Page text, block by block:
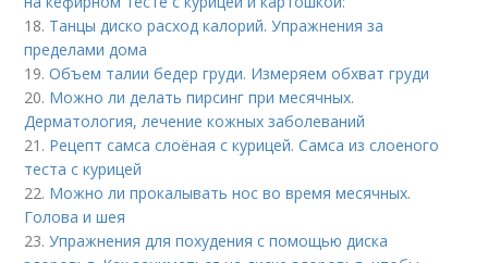
18. Танцы диско расход калорий. Упражнения за
пределами дома
19.Объем талии бедер груди. Измеряем обхват груди
20. Можно ли делать пирсинг при месячных.
Дерматология, лечение кожных заболеваний
21. Рецепт самса слоёная с курицей. Самса из слоеного
теста с курицей
22. Можно ли прокалывать нос во время месячных.
Голова и шея
23.Упражнения для похудения с помощью диска